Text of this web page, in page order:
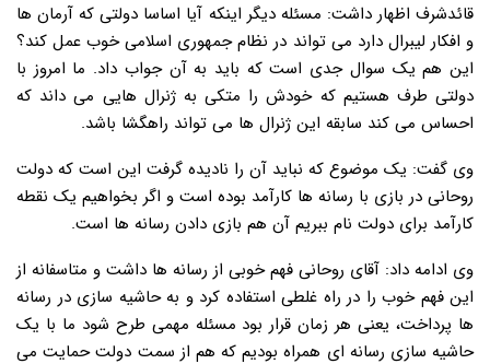
قائدشرف اظهار داشت: مسئله دیگر اینکه آیا اساسا دولتی که آرمان ها
و افکار لیبرال دارد می تواند در نظام جمهوری اسلامی خوب عمل کند؟
این هم یک سوال جدی است که باید به آن جواب داد. ما امروز با
دولتی طرف هستیم که خودش را متکی به ژنرال هایی می داند که
احساس می کند سابقه این ژنرال ها می تواند راهگشا باشد.
وی گفت: یک موضوع که نباید آن را نادیده گرفت این است که دولت
روحانی در بازی با رسانه ها کارآمد بوده است و اگر بخواهیم یک نقطه
کارآمد برای دولت نام ببریم آن هم بازی دادن رسانه ها است.
وی ادامه داد: آقای روحانی فهم خوبی از رسانه ها داشت و متاسفانه از
این فهم خوب را در راه غلطی استفاده کرد و به حاشیه سازی در رسانه
ها پرداخت، یعنی هر زمان قرار بود مسئله مهمی طرح شود ما با یک
حاشیه سازی رسانه ای همراه بودیم که هم از سمت دولت حمایت می